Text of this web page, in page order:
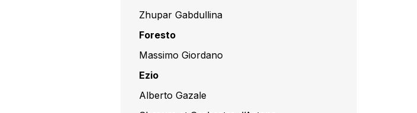
Zhupar Gabdullina
Foresto
Massimo Giordano
Ezio
Alberto Gazale